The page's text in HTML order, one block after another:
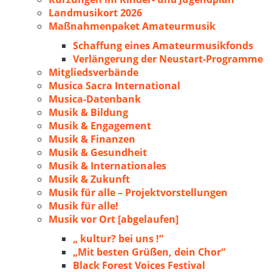
Landmusikort 2026
Maßnahmenpaket Amateurmusik
Schaffung eines Amateurmusikfonds
Verlängerung der Neustart-Programme
Mitgliedsverbände
Musica Sacra International
Musica-Datenbank
Musik & Bildung
Musik & Engagement
Musik & Finanzen
Musik & Gesundheit
Musik & Internationales
Musik & Zukunft
Musik für alle – Projektvorstellungen
Musik für alle!
Musik vor Ort [abgelaufen]
„ kultur? bei uns !“
„Mit besten Grüßen, dein Chor“
Black Forest Voices Festival